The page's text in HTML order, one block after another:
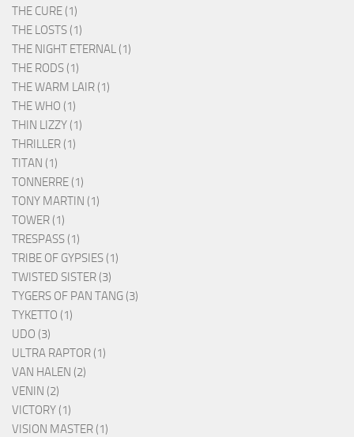
THE CURE (1)
THE LOSTS (1)
THE NIGHT ETERNAL (1)
THE RODS (1)
THE WARM LAIR (1)
THE WHO (1)
THIN LIZZY (1)
THRILLER (1)
TITAN (1)
TONNERRE (1)
TONY MARTIN (1)
TOWER (1)
TRESPASS (1)
TRIBE OF GYPSIES (1)
TWISTED SISTER (3)
TYGERS OF PAN TANG (3)
TYKETTO (1)
UDO (3)
ULTRA RAPTOR (1)
VAN HALEN (2)
VENIN (2)
VICTORY (1)
VISION MASTER (1)